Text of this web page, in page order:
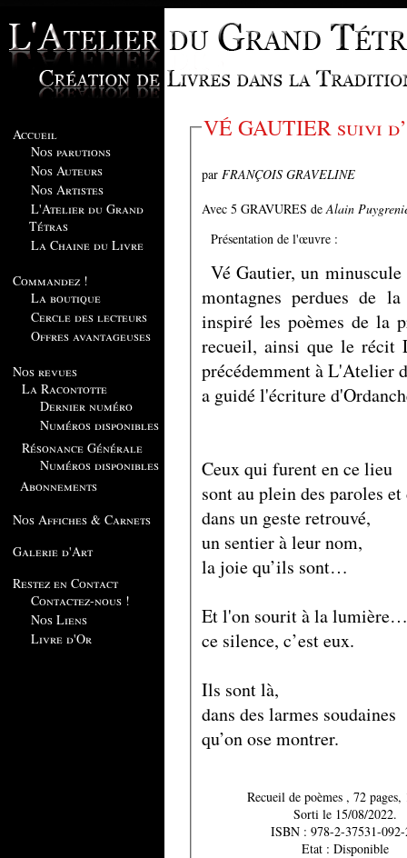
Accueil
Nos parutions
Nos Auteurs
Nos Artistes
L'Atelier du Grand
Tétras
La Chaine du Livre
Commandez !
La boutique
Cercle des lecteurs
Offres avantageuses
Nos revues
La Racontotte
Dernier numéro
Numéros disponibles
Résonance Générale
Numéros disponibles
Abonnements
Nos Affiches & Carnets
Galerie d'Art
Restez en Contact
Contactez-nous !
Nos Liens
Livre d'Or
VÉ
par FRANÇOIS GRAVELINE
Avec 5 GRAVURES de
Alain
Présentation de l'œuvre :
Vé Gautier, un
montagnes perdues de
inspiré les poèmes de la
recueil, ainsi que le récit
précédemment à L'Atelier
a guidé l'écriture
Ceux qui furent en ce lieu
sont au plein des paroles
dans un geste retrouvé,
un sentier à leur nom,
la joie qu’ils sont…
Et l'on sourit à la
ce silence, c’est eux.
Ils sont là,
dans des larmes soudaines
qu’on ose montrer.
Recueil de poèmes ,
Sorti le 15/08/2022.
ISBN : 978-2-37531-
Etat : Disponible